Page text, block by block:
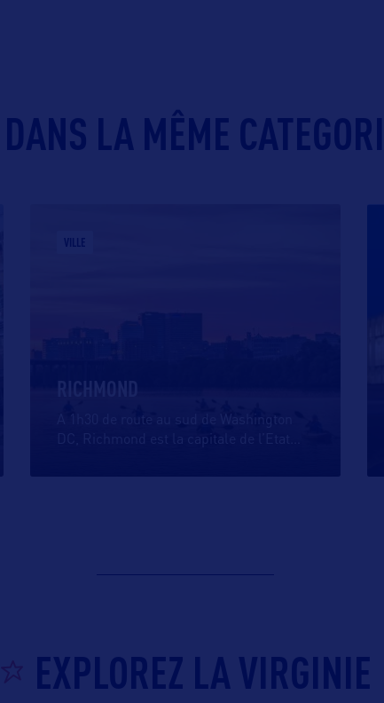
DANS LA MÊME
VILLE
RICHMOND
A 1h30 de route au sud de Washington
DC, Richmond est la capitale de l’Etat
EXPLOREZ LA VIRGINIE